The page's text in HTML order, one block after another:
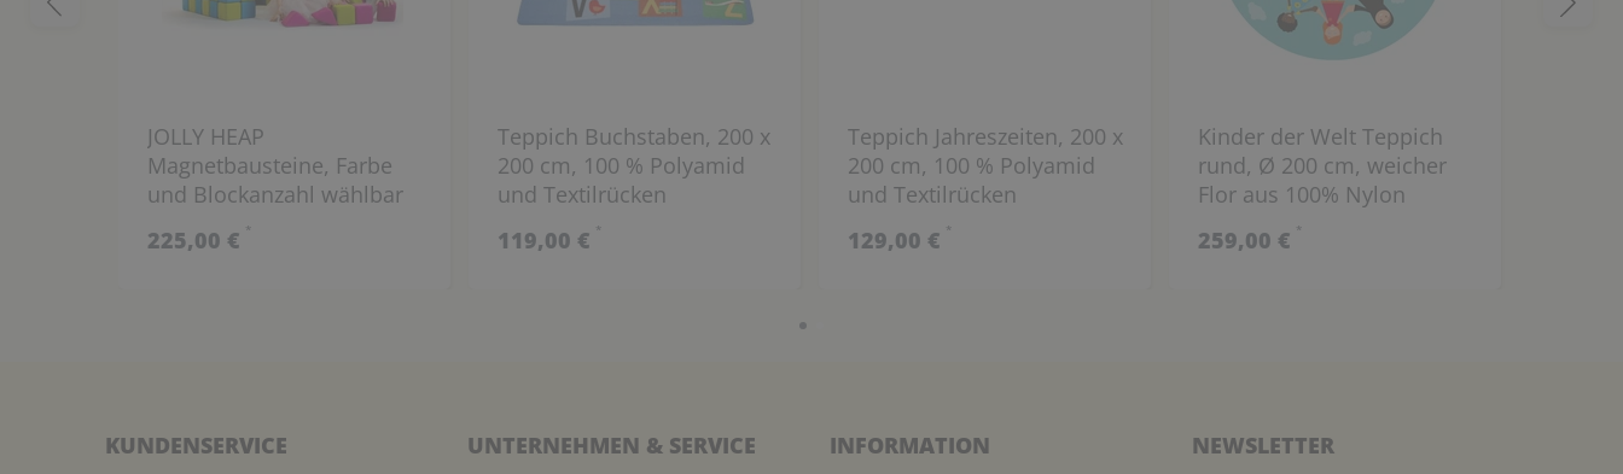
JOLLY HEAP
Magnetbausteine, Farbe
und Blockanzahl wählbar
225,00 € *
Teppich Buchstaben, 200 x
200 cm, 100 % Polyamid
und Textilrücken
119,00 € *
Teppich Jahreszeiten, 200 x
200 cm, 100 % Polyamid
und Textilrücken
129,00 € *
Kinder der Welt Teppich
rund, Ø 200 cm, weicher
Flor aus 100% Nylon
259,00 € *
KUNDENSERVICE
UNTERNEHMEN & SERVICE
INFORMATION
NEWSLETTER